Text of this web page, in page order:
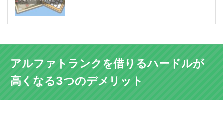
アルファトランクを借りるハードルが
高くなる3つのデメリット